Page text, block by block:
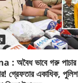
ভাবে গরু পাচার
গ্রেফতার একাধিক,